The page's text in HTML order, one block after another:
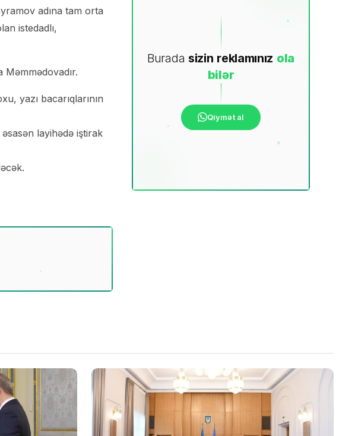
adına tam orta
istedadlı,
yazı bacarıqlarının
layihədə iştirak
Burada sizin reklamınız ola
bilər
Qiymət al